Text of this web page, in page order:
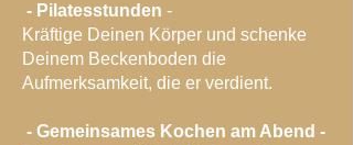
- Pilatesstunden -
Kräftige Deinen Körper und schenke
Deinem Beckenboden die
Aufmerksamkeit, die er verdient.
- Gemeinsames Kochen am Abend -